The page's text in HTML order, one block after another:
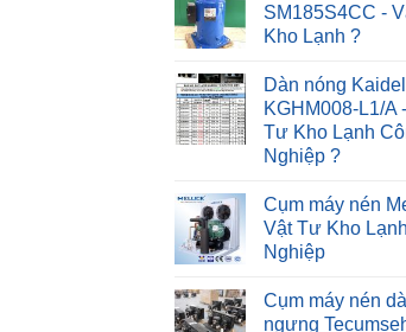
SM185S4CC -
Kho Lạnh ?
Dàn nóng
KGHM008-L1/A
Tư Kho Lạnh
Nghiệp ?
Cụm máy nén
Vật Tư Kho
Nghiệp
Cụm máy nén
ngưng